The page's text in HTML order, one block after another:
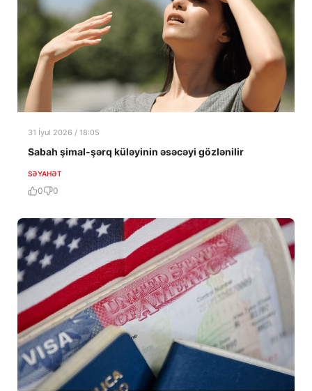
31 İyul 2026 / 18:05
Sabah şimal-şərq küləyinin əsəcəyi gözlənilir
SƏYAHƏT
0 0